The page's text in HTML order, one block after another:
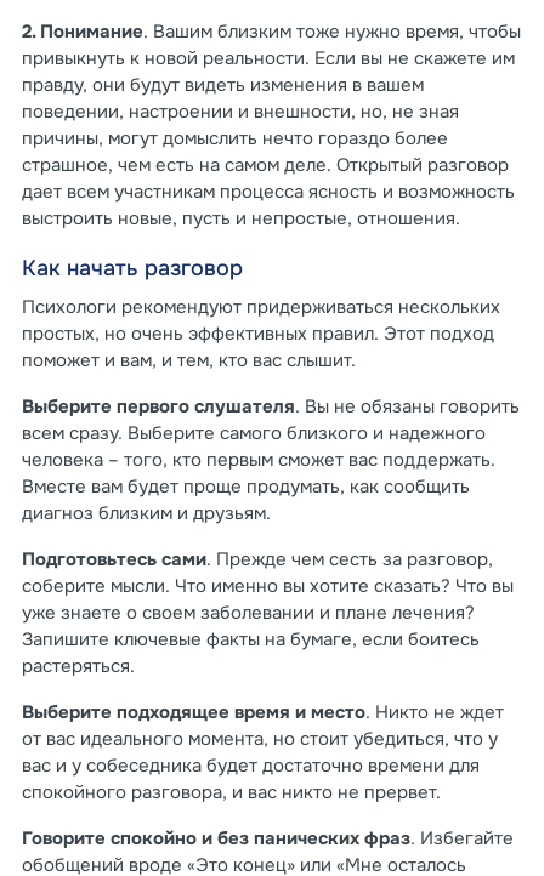
2. Понимание. Вашим близким тоже нужно время, чтобы
привыкнуть к новой реальности. Если вы не скажете им
правду, они будут видеть изменения в вашем
поведении, настроении и внешности, но, не зная
причины, могут домыслить нечто гораздо более
страшное, чем есть на самом деле. Открытый разговор
дает всем участникам процесса ясность и возможность
выстроить новые, пусть и непростые, отношения.
Как начать разговор
Психологи рекомендуют придерживаться нескольких
простых, но очень эффективных правил. Этот подход
поможет и вам, и тем, кто вас слышит.
Выберите первого слушателя. Вы не обязаны говорить
всем сразу. Выберите самого близкого и надежного
человека – того, кто первым сможет вас поддержать.
Вместе вам будет проще продумать, как сообщить
диагноз близким и друзьям.
Подготовьтесь сами. Прежде чем сесть за разговор,
соберите мысли. Что именно вы хотите сказать? Что вы
уже знаете о своем заболевании и плане лечения?
Запишите ключевые факты на бумаге, если боитесь
растеряться.
Выберите подходящее время и место. Никто не ждет
от вас идеального момента, но стоит убедиться, что у
вас и у собеседника будет достаточно времени для
спокойного разговора, и вас никто не прервет.
Говорите спокойно и без панических фраз. Избегайте
обобщений вроде «Это конец» или «Мне осталось